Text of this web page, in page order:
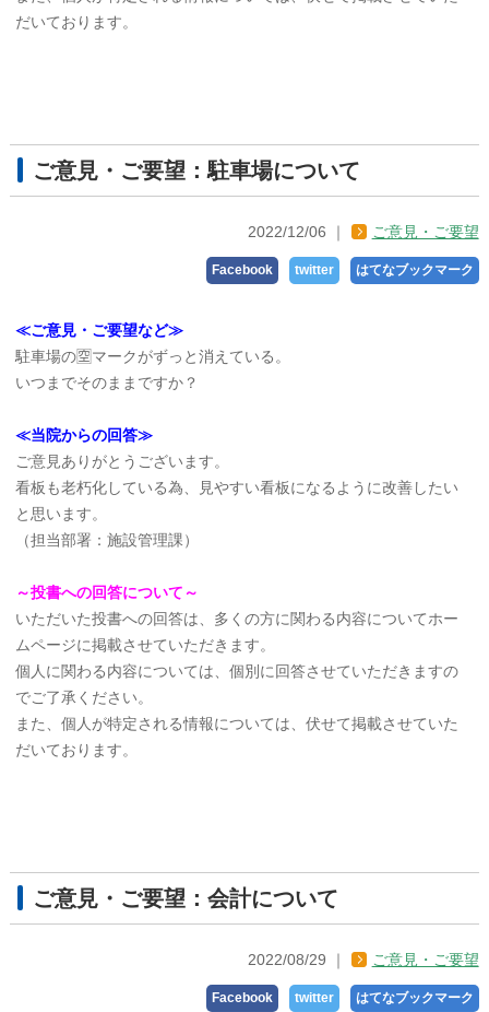
だいております。
ご意見・ご要望：駐車場について
2022/12/06 ご意見・ご要望
Facebook twitter はてなブックマーク
≪ご意見・ご要望など≫
駐車場の🈳マークがずっと消えている。
いつまでそのままですか？
≪当院からの回答≫
ご意見ありがとうございます。
看板も老朽化している為、見やすい看板になるように改善したい
と思います。
（担当部署：施設管理課）
～投書への回答について～
いただいた投書への回答は、多くの方に関わる内容についてホー
ムページに掲載させていただきます。
個人に関わる内容については、個別に回答させていただきますの
でご了承ください。
また、個人が特定される情報については、伏せて掲載させていた
だいております。
ご意見・ご要望：会計について
2022/08/29 ご意見・ご要望
Facebook twitter はてなブックマーク